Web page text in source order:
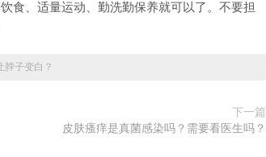
食、适量运动、勤洗勤保养就可以了。不要担
脖子变白？
下一篇
皮肤瘙痒是真菌感染吗？需要看医生吗？